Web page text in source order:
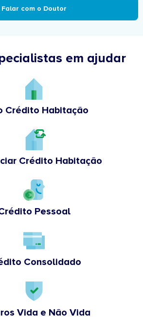
Falar com o Doutor
em ajudar
Crédito Habitação
Crédito Habitação
Pessoal
Consolidado
Vida e Não Vida